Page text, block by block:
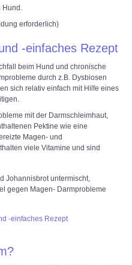
Hund.
erforderlich)
-einfaches Rezept
beim Hund und chronische
durch z.B. Dysbiosen
sich relativ einfach mit Hilfe eines
mit der Darmschleimhaut,
Pektine wie eine
Magen- und
viele Vitamine und sind
Johannisbrot untermischt,
gegen Magen- Darmprobleme
-einfaches Rezept